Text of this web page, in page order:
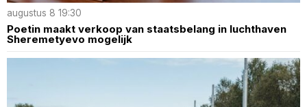
augustus 8 19:30
Poetin maakt verkoop van staatsbelang in luchthaven
Sheremetyevo mogelijk